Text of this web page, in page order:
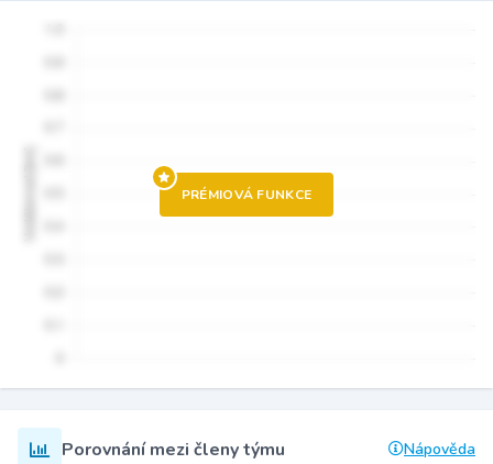
PRÉMIOVÁ FUNKCE
Porovnání mezi členy týmu Nápověda